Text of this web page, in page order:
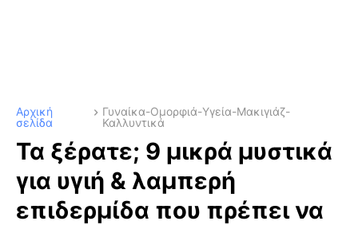
Αρχική
σελίδα
Γυναίκα-Ομορφιά-Υγεία-Μακιγιάζ-
Καλλυντικά
Τα ξέρατε; 9 μικρά μυστικά
για υγιή & λαμπερή
επιδερμίδα που πρέπει να